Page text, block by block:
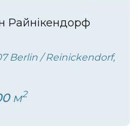
Райнікендорф
Berlin / Reinickendorf,
м2